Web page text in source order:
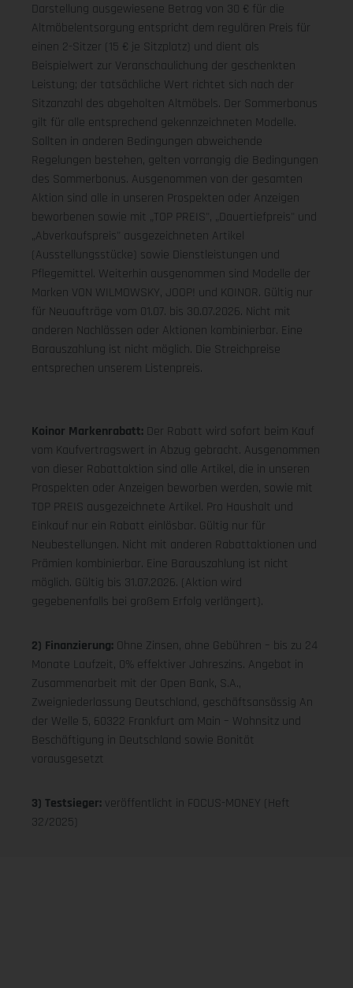
Darstellung ausgewiesene Betrag von 30 € für die
Altmöbelentsorgung entspricht dem regulären Preis für
einen 2-Sitzer (15 € je Sitzplatz) und dient als
Beispielwert zur Veranschaulichung der geschenkten
Leistung; der tatsächliche Wert richtet sich nach der
Sitzanzahl des abgeholten Altmöbels. Der Sommerbonus
gilt für alle entsprechend gekennzeichneten Modelle.
Sollten in anderen Bedingungen abweichende
Regelungen bestehen, gelten vorrangig die Bedingungen
des Sommerbonus. Ausgenommen von der gesamten
Aktion sind alle in unseren Prospekten oder Anzeigen
beworbenen sowie mit „TOP PREIS", „Dauertiefpreis" und
„Abverkaufspreis" ausgezeichneten Artikel
(Ausstellungsstücke) sowie Dienstleistungen und
Pflegemittel. Weiterhin ausgenommen sind Modelle der
Marken VON WILMOWSKY, JOOP! und KOINOR. Gültig nur
für Neuaufträge vom 01.07. bis 30.07.2026. Nicht mit
anderen Nachlässen oder Aktionen kombinierbar. Eine
Barauszahlung ist nicht möglich. Die Streichpreise
entsprechen unserem Listenpreis.
Koinor Markenrabatt: Der Rabatt wird sofort beim Kauf
vom Kaufvertragswert in Abzug gebracht. Ausgenommen
von dieser Rabattaktion sind alle Artikel, die in unseren
Prospekten oder Anzeigen beworben werden, sowie mit
TOP PREIS ausgezeichnete Artikel. Pro Haushalt und
Einkauf nur ein Rabatt einlösbar. Gültig nur für
Neubestellungen. Nicht mit anderen Rabattaktionen und
Prämien kombinierbar. Eine Barauszahlung ist nicht
möglich. Gültig bis 31.07.2026. (Aktion wird
gegebenenfalls bei großem Erfolg verlängert).
2) Finanzierung: Ohne Zinsen, ohne Gebühren – bis zu 24
Monate Laufzeit, 0% effektiver Jahreszins. Angebot in
Zusammenarbeit mit der Open Bank, S.A.,
Zweigniederlassung Deutschland, geschäftsansässig An
der Welle 5, 60322 Frankfurt am Main – Wohnsitz und
Beschäftigung in Deutschland sowie Bonität
vorausgesetzt
3) Testsieger: veröffentlicht in FOCUS-MONEY (Heft
32/2025)